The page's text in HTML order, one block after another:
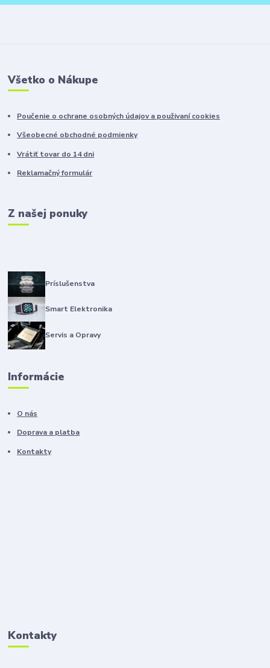
Všetko o Nákupe
Poučenie o ochrane osobných údajov a použivaní cookies
Všeobecné obchodné podmienky
Vrátiť tovar do 14 dni
Reklamačný formulár
Z našej ponuky
Príslušenstva
Smart Elektronika
Servis a Opravy
Informácie
O nás
Doprava a platba
Kontakty
Kontakty